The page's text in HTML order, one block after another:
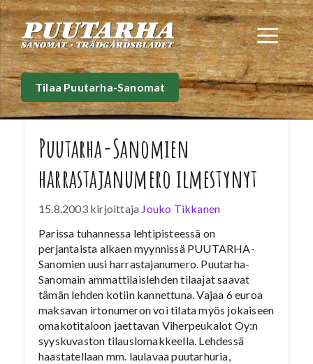
Siirry
sisältöön
Tilaa Puutarha-Sanomat
Puutarha-Sanomien
harrastajanumero ilmestynyt
15.8.2003 kirjoittaja Jouko Tikkanen
Parissa tuhannessa lehtipisteessä on
perjantaista alkaen myynnissä PUUTARHA-
Sanomien uusi harrastajanumero. Puutarha-
Sanomain ammattilaislehden tilaajat saavat
tämän lehden kotiin kannettuna. Vajaa 6 euroa
maksavan irtonumeron voi tilata myös jokaiseen
omakotitaloon jaettavan Viherpeukalot Oy:n
syyskuvaston tilauslomakkeella. Lehdessä
haastatellaan mm. laulavaa puutarhuria,